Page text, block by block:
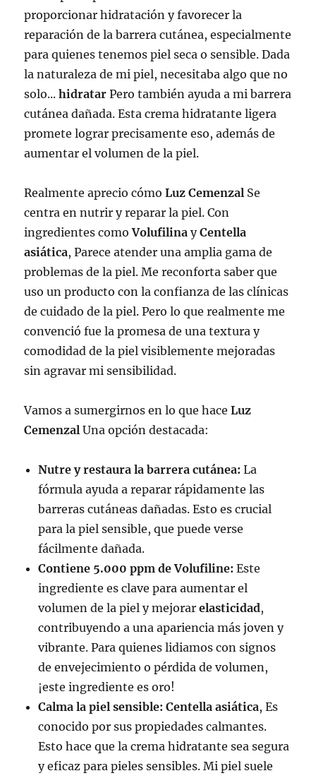
proporcionar hidratación y favorecer la
reparación de la barrera cutánea, especialmente
para quienes tenemos piel seca o sensible. Dada
la naturaleza de mi piel, necesitaba algo que no
solo...hidratar Pero también ayuda a mi barrera
cutánea dañada. Esta crema hidratante ligera
promete lograr precisamente eso, además de
aumentar el volumen de la piel.
Realmente aprecio cómoLuz Cemenzal Se
centra en nutrir y reparar la piel. Con
ingredientes comoVolufilina yCentella
asiática, Parece atender una amplia gama de
problemas de la piel. Me reconforta saber que
uso un producto con la confianza de las clínicas
de cuidado de la piel. Pero lo que realmente me
convenció fue la promesa de una textura y
comodidad de la piel visiblemente mejoradas
sin agravar mi sensibilidad.
Vamos a sumergirnos en lo que haceLuz
Cemenzal Una opción destacada:
Nutre y restaura la barrera cutánea: La
fórmula ayuda a reparar rápidamente las
barreras cutáneas dañadas. Esto es crucial
para la piel sensible, que puede verse
fácilmente dañada.
Contiene 5.000 ppm de Volufiline: Este
ingrediente es clave para aumentar el
volumen de la piel y mejorarelasticidad,
contribuyendo a una apariencia más joven y
vibrante. Para quienes lidiamos con signos
de envejecimiento o pérdida de volumen,
¡este ingrediente es oro!
Calma la piel sensible: Centella asiática, Es
conocido por sus propiedades calmantes.
Esto hace que la crema hidratante sea segura
y eficaz para pieles sensibles. Mi piel suele